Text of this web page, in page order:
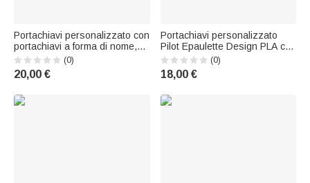
Portachiavi personalizzato con
portachiavi a forma di nome,
borsa, accessorio per l'uso
quotidiano e motivazionale,
regalo di compleanno per il
(0)
20,00 €
Portachiavi personalizzato
Pilot Epaulette Design PLA con
testo Uso quotidiano Regalo di
viaggio d'affari per piloti
(0)
18,00 €